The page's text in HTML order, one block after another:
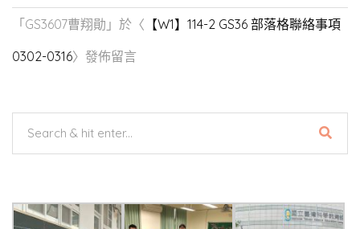
「GS3607曹翔勛 」於〈 【W1】114-2 GS36 部落格聯絡事項
0302-0316〉發佈留言